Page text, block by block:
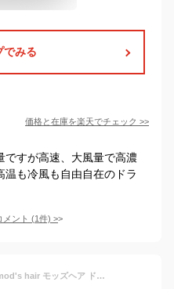
でみる
価格と在庫を楽天でチェック >>
ですが高速、大風量で高濃
温も冷風も自由自在のドラ
ント (1件) >
ヘアドライヤー【特典付き】mod's hair モッズヘア ドライヤー海外対応 速乾 マイナスイオン コンパクト 軽量 小型 折りたたみ 温度 風量 旅行 出張 【ポイント10倍 送料無料】［ モッズ・ヘア アドバンススマート コンパクトイオンヘアードライヤー MHD-1234 ］